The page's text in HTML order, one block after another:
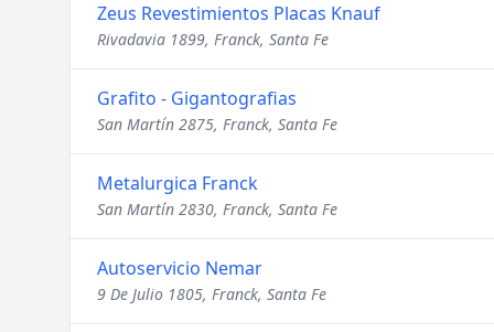
Zeus Revestimientos Placas Knauf
Rivadavia 1899, Franck, Santa Fe
Grafito - Gigantografias
San Martín 2875, Franck, Santa Fe
Metalurgica Franck
San Martín 2830, Franck, Santa Fe
Autoservicio Nemar
9 De Julio 1805, Franck, Santa Fe